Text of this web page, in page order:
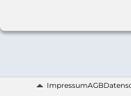
ImpressumAGB